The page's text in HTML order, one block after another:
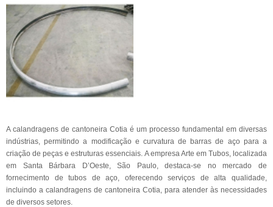
A calandragens de cantoneira Cotia é um processo fundamental em diversas
indústrias, permitindo a modificação e curvatura de barras de aço para a
criação de peças e estruturas essenciais. A empresa Arte em Tubos, localizada
em Santa Bárbara D’Oeste, São Paulo, destaca-se no mercado de
fornecimento de tubos de aço, oferecendo serviços de alta qualidade,
incluindo a calandragens de cantoneira Cotia, para atender às necessidades
de diversos setores.